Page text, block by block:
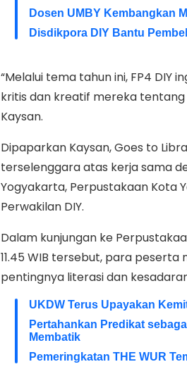
Dosen UMBY Kembangkan
Disdikpora DIY Bantu
“Melalui tema tahun ini, FP4 DIY
kritis dan kreatif mereka tentang
Kaysan.
Dipaparkan Kaysan, Goes to
terselenggara atas kerja sama
Yogyakarta, Perpustakaan Kota
Perwakilan DIY.
Dalam kunjungan ke
11.45 WIB tersebut, para
pentingnya literasi dan
UKDW Terus Upayakan
Pertahankan Predikat
Membatik
Pemeringkatan THE WUR